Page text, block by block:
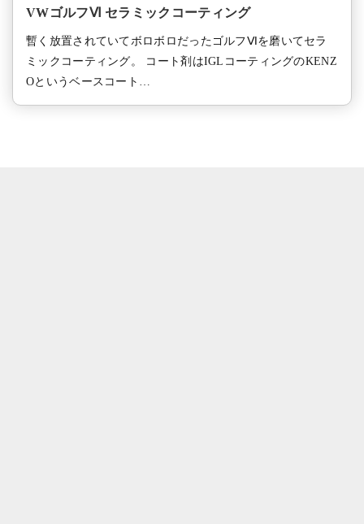
VWゴルフⅥ セラミックコーティング
暫く放置されていてボロボロだったゴルフⅥを磨いてセラ
ミックコーティング。 コート剤はIGLコーティングのKENZ
Oというベースコート…